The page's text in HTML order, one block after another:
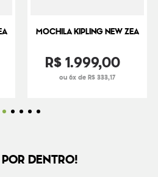
MOCHILA KIPLING NEW ZEA
R$1.999,00
ou 6x de R$ 333,17
DENTRO!